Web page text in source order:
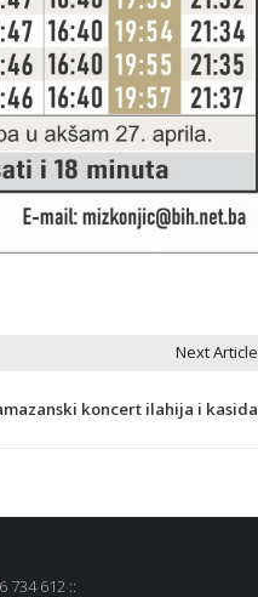
Next Article
koncert ilahija i kasida
734 612 ::